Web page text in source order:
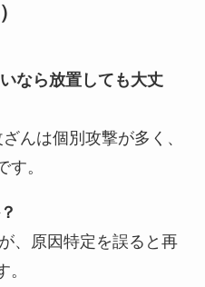
なら放置しても大丈
んは個別攻撃が多く、
。
、原因特定を誤ると再